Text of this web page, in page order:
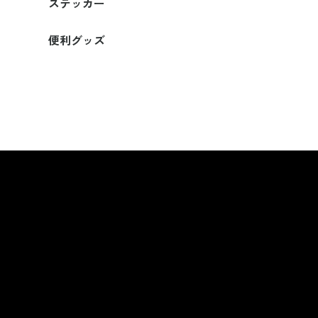
便利グッズ